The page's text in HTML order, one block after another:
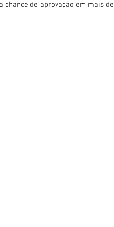
chance de aprovação em mais de